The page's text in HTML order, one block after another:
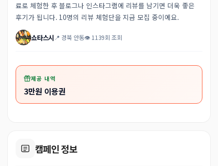
료로 체험한 후 블로그나 인스타그램에 리뷰를 남기면 더욱 좋은
후기가 됩니다. 10명의 리뷰 체험단을 지금 모집 중이에요.
쇼타스시 📍 경북 안동👁 1139회 조회
제공 내역
3만원 이용권
캠페인 정보